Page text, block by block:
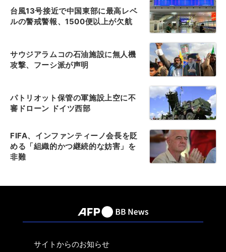
台風13号接近で中国東部に最高レベ
ルの警戒警報、1500便以上が欠航
サウジアラムコの石油施設に無人機
攻撃、フーシ派が声明
パトリオット保管の軍施設上空に不
審ドローン ドイツ西部
FIFA、インファンティーノ会長を貶
める「組織的かつ継続的な妨害」を
非難
サイトからのお知らせ